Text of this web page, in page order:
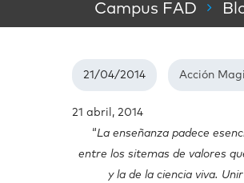
Campus FAD
21/04/2014 Acción
21 abril, 2014
“La enseñanza padece
entre los sitemas de valores
y la de la ciencia viva.